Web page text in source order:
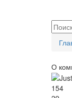
О
154